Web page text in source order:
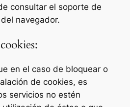
consultar el soporte de
navegador.
en el caso de bloquear o
de cookies, es
servicios no estén